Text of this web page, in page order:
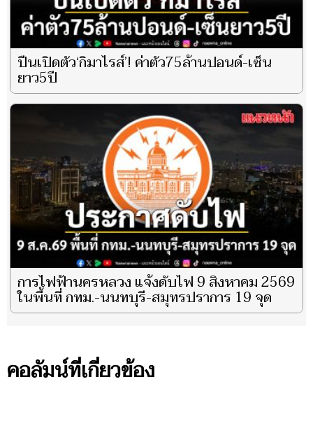
ปืนเปิดตัว‘กิมาไรส์’! ค่าตัว75ล้านปอนด์-เซ็น
ยาว5ปี
การไฟฟ้านครหลวง แจ้งดับไฟ 9 สิงหาคม 2569
ในพื้นที่ กทม.-นนทบุรี-สมุทรปราการ 19 จุด
คอลัมน์ที่เกี่ยวข้อง